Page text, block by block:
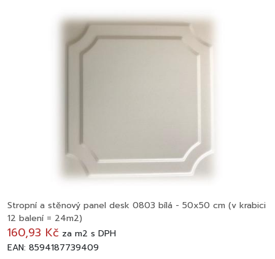
Stropní a stěnový panel desk 0803 bílá - 50x50 cm (v krabici
12 balení = 24m2)
160,93 Kč za m2 s DPH
EAN: 8594187739409